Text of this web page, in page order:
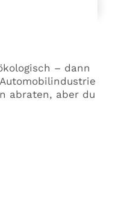
– dann
abraten, aber du